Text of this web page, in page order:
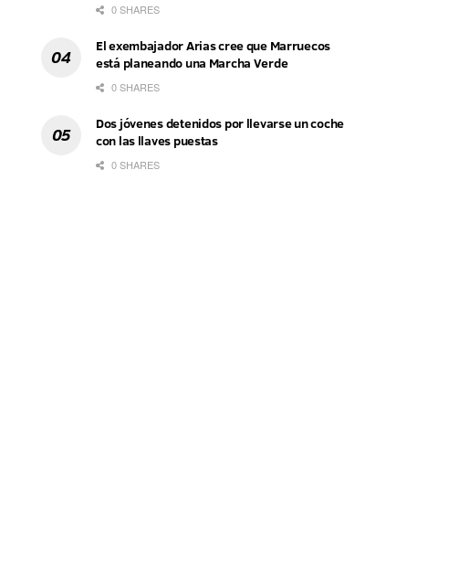
0 SHARES
El exembajador Arias cree que Marruecos
está planeando una Marcha Verde
0 SHARES
Dos jóvenes detenidos por llevarse un coche
con las llaves puestas
0 SHARES